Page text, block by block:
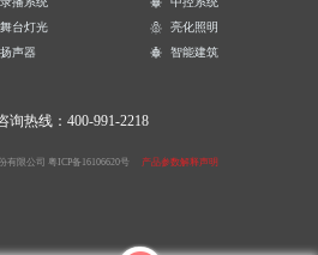
舞台灯光
亮化照明
扬声器
智能建筑
询热线：400-991-2218
有限公司 粤ICP备16106620号 产品参数解释声明